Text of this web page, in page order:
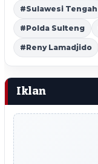
#Sulawesi Tengah
#Polda Sulteng
#Reny Lamadjido
Iklan